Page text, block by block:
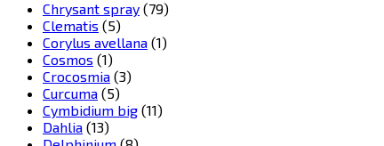
Chrysant spray (79)
Clematis (5)
Corylus avellana (1)
Cosmos (1)
Crocosmia (3)
Curcuma (5)
Cymbidium big (11)
Dahlia (13)